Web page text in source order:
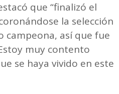
que “finalizó el
la selección
campeona, así que fue
muy contento
se haya vivido en este